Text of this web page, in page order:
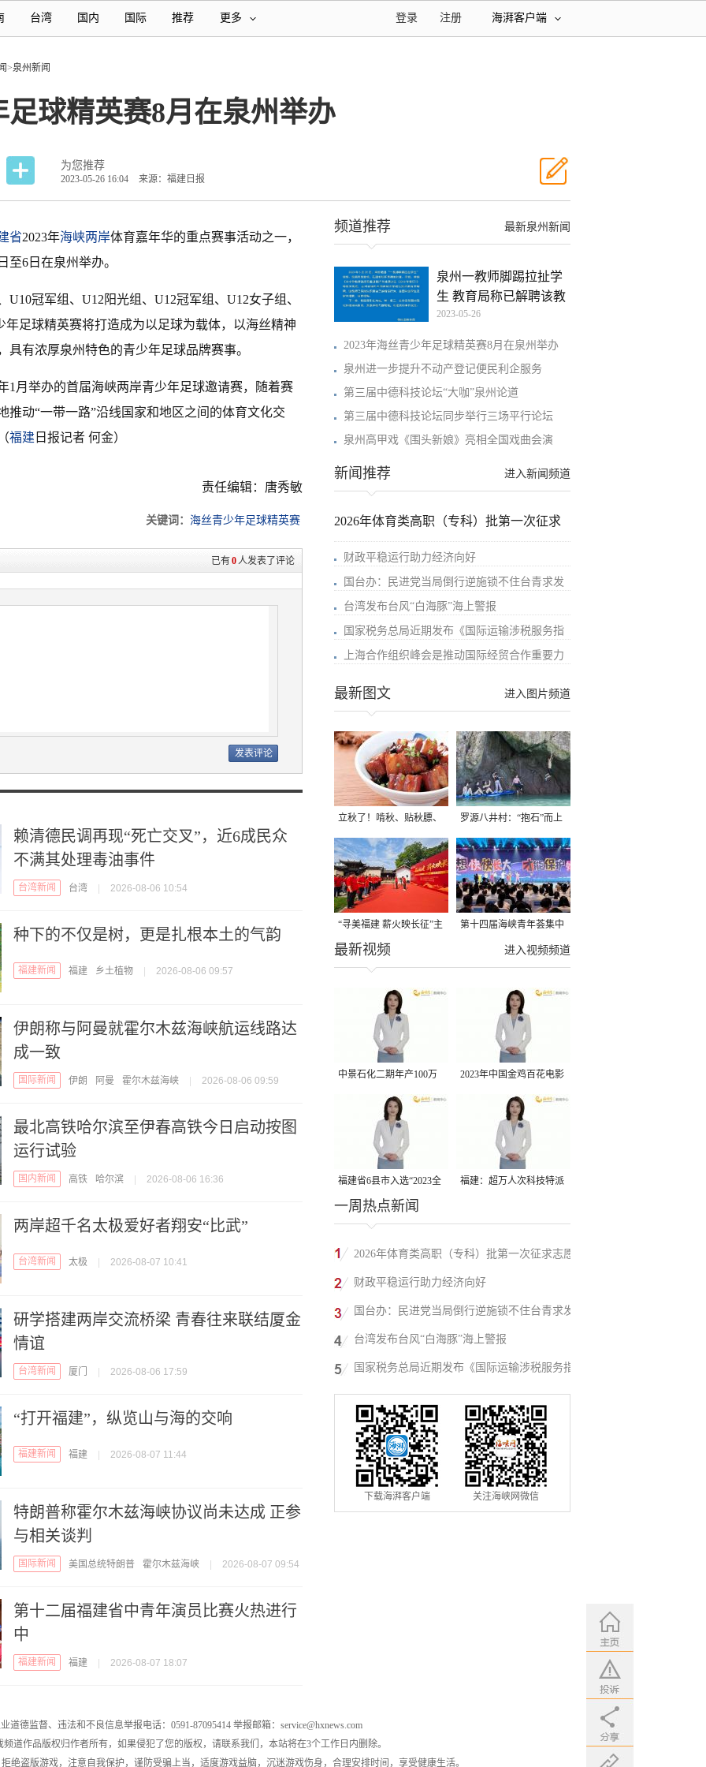
台湾 国内 国际 推荐 更多 海湃客户端
注册
登录
>泉州新闻
足球精英赛8月在泉州举办
为您推荐
2023-05-26 16:04 来源：福建日报
省2023年海峡两岸体育嘉年华的重点赛事活动之一，
至6日在泉州举办。
冠军组、U12阳光组、U12冠军组、U12女子组、
年足球精英赛将打造成为以足球为载体，以海丝精神
有浓厚泉州特色的青少年足球品牌赛事。
1月举办的首届海峡两岸青少年足球邀请赛，随着赛
推动“一带一路”沿线国家和地区之间的体育文化交
福建 日报记者 何金）
责任编辑：唐秀敏
关键词： 海丝青少年足球精英赛
已有0人发表了评论
赖清德民调再现“死亡交叉”，近6成民众
不满其处理毒油事件
台湾新闻 台湾 2026-08-06 10:54
种下的不仅是树，更是扎根本土的气韵
福建新闻 福建 乡土植物 2026-08-06 09:57
伊朗称与阿曼就霍尔木兹海峡航运线路达
成一致
国际新闻 伊朗 阿曼 霍尔木兹海峡 2026-08-06 09:59
最北高铁哈尔滨至伊春高铁今日启动按图
运行试验
国内新闻 高铁 哈尔滨 2026-08-06 16:36
两岸超千名太极爱好者翔安“比武”
台湾新闻 太极 2026-08-07 10:41
研学搭建两岸交流桥梁 青春往来联结厦金
情谊
台湾新闻 厦门 2026-08-06 17:59
“打开福建”，纵览山与海的交响
福建新闻 福建 2026-08-07 11:44
特朗普称霍尔木兹海峡协议尚未达成 正参
与相关谈判
国际新闻 美国总统特朗普 霍尔木兹海峡 2026-08-07 09:54
第十二届福建省中青年演员比赛火热进行
中
福建新闻 福建 2026-08-07 18:07
最新泉州新闻
频道推荐
泉州一教师脚踢拉扯学
生 教育局称已解聘该教
2023-05-26
2023年海丝青少年足球精英赛8月在泉州举办
泉州进一步提升不动产登记便民利企服务
第三届中德科技论坛“大咖”泉州论道
第三届中德科技论坛同步举行三场平行论坛
泉州高甲戏《围头新娘》亮相全国戏曲会演
进入新闻频道
新闻推荐
2026年体育类高职（专科）批第一次征求
财政平稳运行助力经济向好
国台办：民进党当局倒行逆施锁不住台青求发
台湾发布台风“白海豚”海上警报
国家税务总局近期发布《国际运输涉税服务指
上海合作组织峰会是推动国际经贸合作重要力
进入图片频道
最新图文
立秋了！啃秋、贴秋膘、
晒秋，福建人这样过才够
味→
罗源八井村：“抱石”而上
“寻美福建 薪火映长征”主
题活动在龙岩长汀启动
第十四届海峡青年荟集中
阶段活动在福州举行
进入视频频道
最新视频
中景石化二期年产100万
吨丙烷脱氢项目建成中交
2023年中国金鸡百花电影
节有福电影巡展31日启动
福建省6县市入选“2023全
国县域发展潜力百强县”
福建：超万人次科技特派
一周热点新闻
2026年体育类高职（专科）批第一次征求志愿
填报
财政平稳运行助力经济向好
国台办：民进党当局倒行逆施锁不住台青求发
展的心
台湾发布台风“白海豚”海上警报
国家税务总局近期发布《国际运输涉税服务指
引》
下载海湃客户端 关注海峡网微信
道德监督、违法和不良信息举报电话：0591-87095414 举报邮箱：service@hxnews.com
频道作品版权归作者所有，如果侵犯了您的版权，请联系我们，本站将在3个工作日内删除。
绝盗版游戏，注意自我保护，谨防受骗上当，适度游戏益脑，沉迷游戏伤身，合理安排时间，享受健康生活。